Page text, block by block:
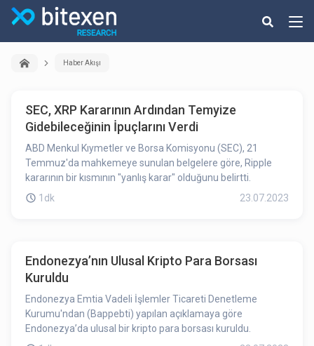
Haber Akışı
SEC, XRP Kararının Ardından Temyize
Gidebileceğinin İpuçlarını Verdi
ABD Menkul Kıymetler ve Borsa Komisyonu (SEC), 21
Temmuz'da mahkemeye sunulan belgelere göre, Ripple
kararının bir kısmının "yanlış karar" olduğunu belirtti.
1dk
23.07.2023
Endonezya’nın Ulusal Kripto Para Borsası
Kuruldu
Endonezya Emtia Vadeli İşlemler Ticareti Denetleme
Kurumu'ndan (Bappebti) yapılan açıklamaya göre
Endonezya’da ulusal bir kripto para borsası kuruldu.